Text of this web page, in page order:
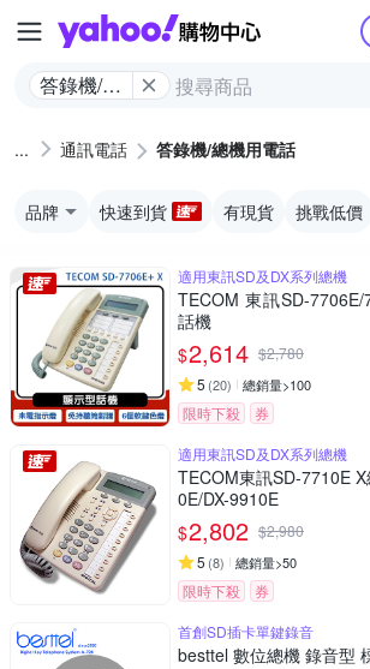
Yahoo購物
答錄機/總
通訊電話 答錄機/總機用電話
品牌 快速到貨 有現貨 挑戰低價
適用東訊SD及DX系列總機
TECOM 東訊SD-
話機
$2,614 $2,780
5 (20) 總銷量>100
限時下殺
券
適用東訊SD及DX系列總機
TECOM東訊SD-7710E
0E/DX-9910E
$2,802 $2,980
5 (8) 總銷量>50
限時下殺 券
首創SD插卡單鍵錄音
besttel 數位總機 錄音型